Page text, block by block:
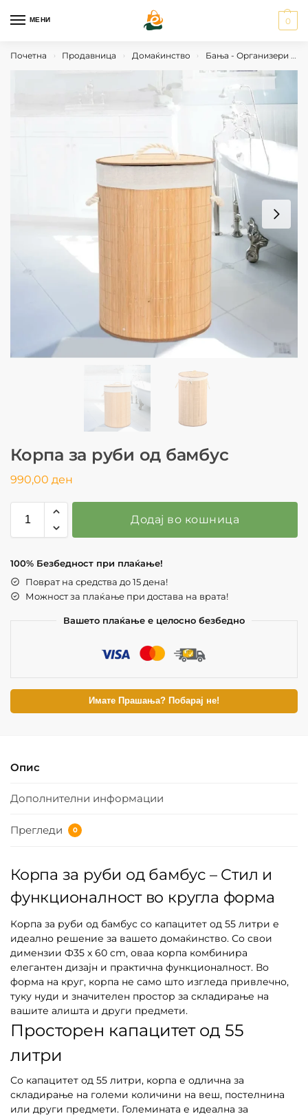
МЕНИ 0
Почетна › Продавница › Домаќинство › Бања - Организери и Аксесуари
Корпа за руби од бамбус
990,00 ден
Додај во кошница
100% Безбедност при плаќање!
Поврат на средства до 15 дена!
Можност за плаќање при достава на врата!
Вашето плаќање е целосно безбедно
Имате Прашања? Побарај не!
Опис
Дополнителни информации
Прегледи 0
Корпа за руби од бамбус – Стил и
функционалност во кругла форма
Корпа за руби од бамбус со капацитет од 55 литри е
идеално решение за вашето домаќинство. Со свои
димензии Ф35 x 60 cm, оваа корпа комбинира
елегантен дизајн и практична функционалност. Во
форма на круг, корпа не само што изгледа привлечно,
туку нуди и значителен простор за складирање на
вашите алишта и други предмети.
Просторен капацитет од 55
литри
Со капацитет од 55 литри, корпа е одлична за
складирање на големи количини на веш, постелнина
или други предмети. Големината е идеална за